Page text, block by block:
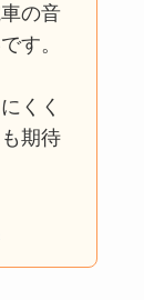
の音
す。
くく
期待